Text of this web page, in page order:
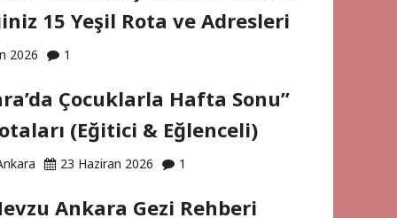
15 Yeşil Rota ve Adresleri
2026 1
Çocuklarla Hafta Sonu”
(Eğitici & Eğlenceli)
23 Haziran 2026 1
Ankara Gezi Rehberi